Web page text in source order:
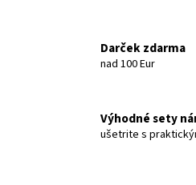
Darček zdarma
nad 100 Eur
Výhodné sety
ušetrite s